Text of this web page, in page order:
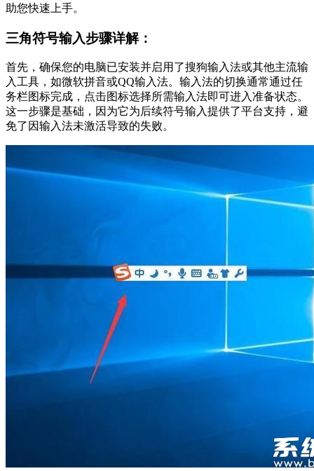
助您快速上手。
三角符号输入步骤详解：
首先，确保您的电脑已安装并启用了搜狗输入法或其他主流输
入工具，如微软拼音或QQ输入法。输入法的切换通常通过任
务栏图标完成，点击图标选择所需输入法即可进入准备状态。
这一步骤是基础，因为它为后续符号输入提供了平台支持，避
免了因输入法未激活导致的失败。